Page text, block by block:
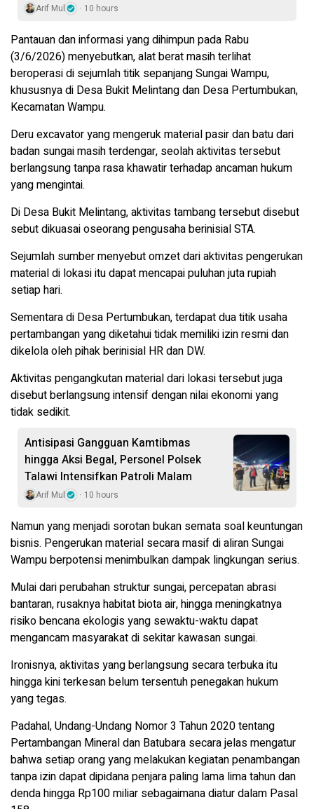
Arif Mul 10 hours
Pantauan dan informasi yang dihimpun pada Rabu
(3/6/2026) menyebutkan, alat berat masih terlihat
beroperasi di sejumlah titik sepanjang Sungai Wampu,
khususnya di Desa Bukit Melintang dan Desa Pertumbukan,
Kecamatan Wampu.
Deru excavator yang mengeruk material pasir dan batu dari
badan sungai masih terdengar, seolah aktivitas tersebut
berlangsung tanpa rasa khawatir terhadap ancaman hukum
yang mengintai.
Di Desa Bukit Melintang, aktivitas tambang tersebut disebut
sebut dikuasai oseorang pengusaha berinisial STA.
Sejumlah sumber menyebut omzet dari aktivitas pengerukan
material di lokasi itu dapat mencapai puluhan juta rupiah
setiap hari.
Sementara di Desa Pertumbukan, terdapat dua titik usaha
pertambangan yang diketahui tidak memiliki izin resmi dan
dikelola oleh pihak berinisial HR dan DW.
Aktivitas pengangkutan material dari lokasi tersebut juga
disebut berlangsung intensif dengan nilai ekonomi yang
tidak sedikit.
Antisipasi Gangguan Kamtibmas
hingga Aksi Begal, Personel Polsek
Talawi Intensifkan Patroli Malam
Arif Mul 10 hours
Namun yang menjadi sorotan bukan semata soal keuntungan
bisnis. Pengerukan material secara masif di aliran Sungai
Wampu berpotensi menimbulkan dampak lingkungan serius.
Mulai dari perubahan struktur sungai, percepatan abrasi
bantaran, rusaknya habitat biota air, hingga meningkatnya
risiko bencana ekologis yang sewaktu-waktu dapat
mengancam masyarakat di sekitar kawasan sungai.
Ironisnya, aktivitas yang berlangsung secara terbuka itu
hingga kini terkesan belum tersentuh penegakan hukum
yang tegas.
Padahal, Undang-Undang Nomor 3 Tahun 2020 tentang
Pertambangan Mineral dan Batubara secara jelas mengatur
bahwa setiap orang yang melakukan kegiatan penambangan
tanpa izin dapat dipidana penjara paling lama lima tahun dan
denda hingga Rp100 miliar sebagaimana diatur dalam Pasal